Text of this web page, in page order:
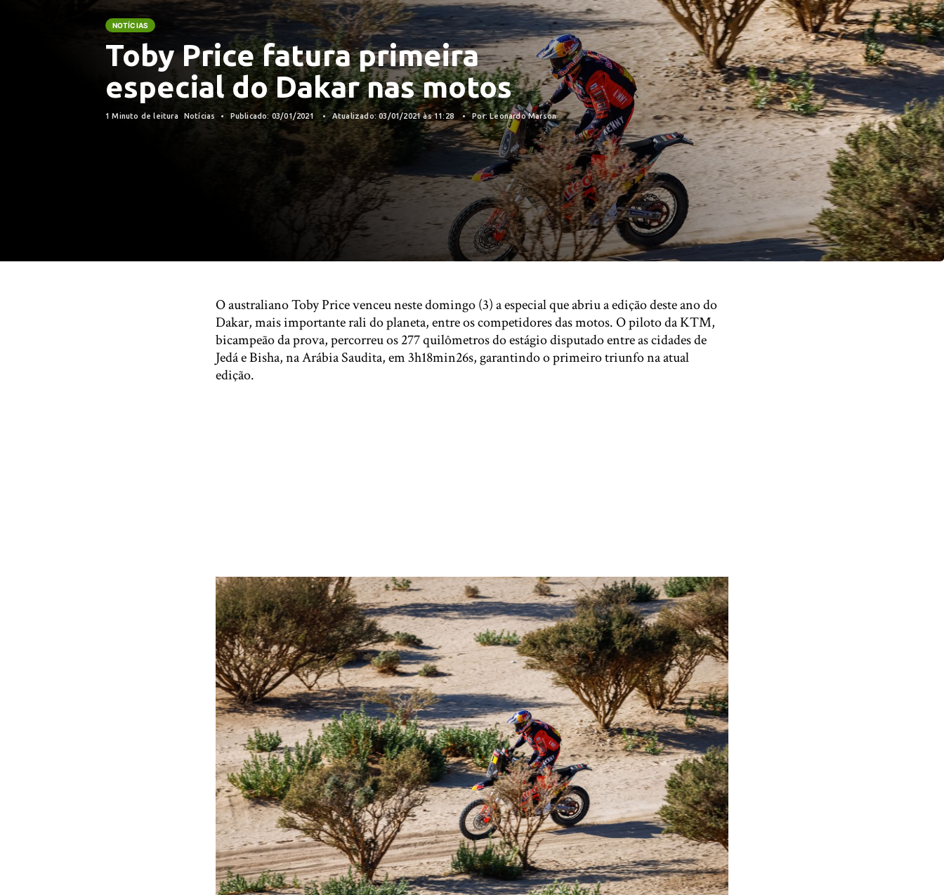
NOTÍCIAS
Toby Price fatura primeira
especial do Dakar nas motos
1 Minuto de leitura Notícias Publicado: 03/01/2021 Atualizado: 03/01/2021 às 11:28 Por: Leonardo Marson
O australiano Toby Price venceu neste domingo (3) a especial que abriu a edição deste ano do
Dakar, mais importante rali do planeta, entre os competidores das motos. O piloto da KTM,
bicampeão da prova, percorreu os 277 quilômetros do estágio disputado entre as cidades de
Jedá e Bisha, na Arábia Saudita, em 3h18min26s, garantindo o primeiro triunfo na atual
edição.